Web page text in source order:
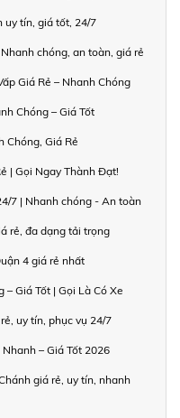
uy tín, giá tốt, 24/7
chóng, an toàn, giá rẻ
Giá Rẻ – Nhanh Chóng
Chóng – Giá Tốt
Chóng, Giá Rẻ
| Gọi Ngay Thành Đạt!
7 | Nhanh chóng - An toàn
rẻ, đa dạng tải trọng
4 giá rẻ nhất
– Giá Tốt | Gọi Là Có Xe
uy tín, phục vụ 24/7
– Giá Tốt 2026
giá rẻ, uy tín, nhanh